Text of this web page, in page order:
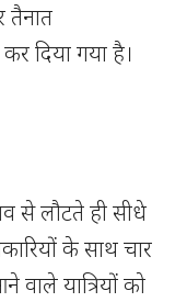
तैनात
दिया गया है।
से लौटते ही सीधे
के साथ चार
वाले यात्रियों को